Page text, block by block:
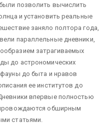
позволить вычислить
и установить реальные
заняло полтора года,
параллельные дневники,
затрагиваемых
до астрономических
до быта и нравов
ее институтов до
впервые полностью
обширным
статьями.